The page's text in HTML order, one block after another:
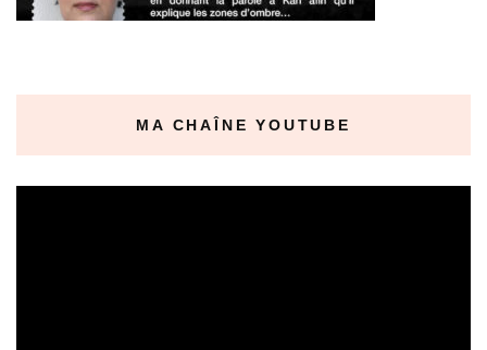
MA CHAÎNE YOUTUBE